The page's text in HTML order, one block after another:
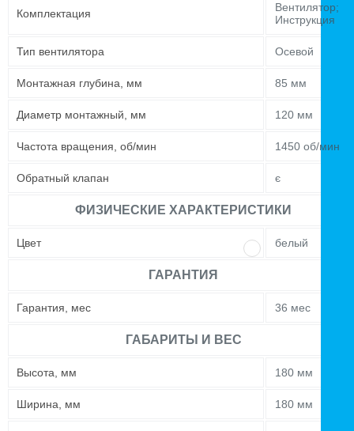
Комплектация
Вентилятор;
Инструкция
Тип вентилятора Осевой
Монтажная глубина, мм 85 мм
Диаметр монтажный, мм 120 мм
Частота вращения, об/мин 1450 об/мин
Обратный клапан є
ФИЗИЧЕСКИЕ ХАРАКТЕРИСТИКИ
Цвет белый
ГАРАНТИЯ
Гарантия, мес 36 мес
ГАБАРИТЫ И ВЕС
Высота, мм 180 мм
Ширина, мм 180 мм